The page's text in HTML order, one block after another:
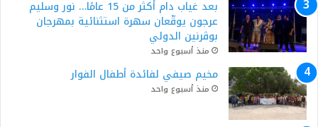
بعد غياب دام أكثر من 15 عامًا… نور وسليم
عرجون يوقّعان سهرة استثنائية بمهرجان
بوڨرنين الدولي
منذ أسبوع واحد
مخيم صيفي لفائدة أطفال الفوار
منذ أسبوع واحد